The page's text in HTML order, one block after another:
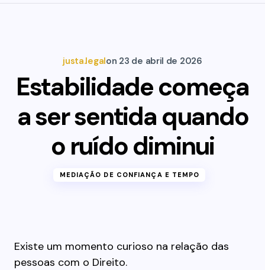
justa.legalon 23 de abril de 2026
Estabilidade começa
a ser sentida quando
o ruído diminui
MEDIAÇÃO DE CONFIANÇA E TEMPO
Existe um momento curioso na relação das
pessoas com o Direito.